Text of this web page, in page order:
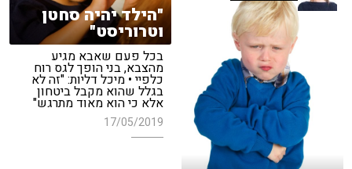
"הילד יהיה סחטן
וטרוריסט"
בכל פעם שאבא מגיע
מהצבא, בני הופך לגס רוח
כלפיי • מיכל דליות: "זה לא
בגלל שהוא מקבל ביטחון
אלא כי הוא מאוד מתרגש"
17/05/2019